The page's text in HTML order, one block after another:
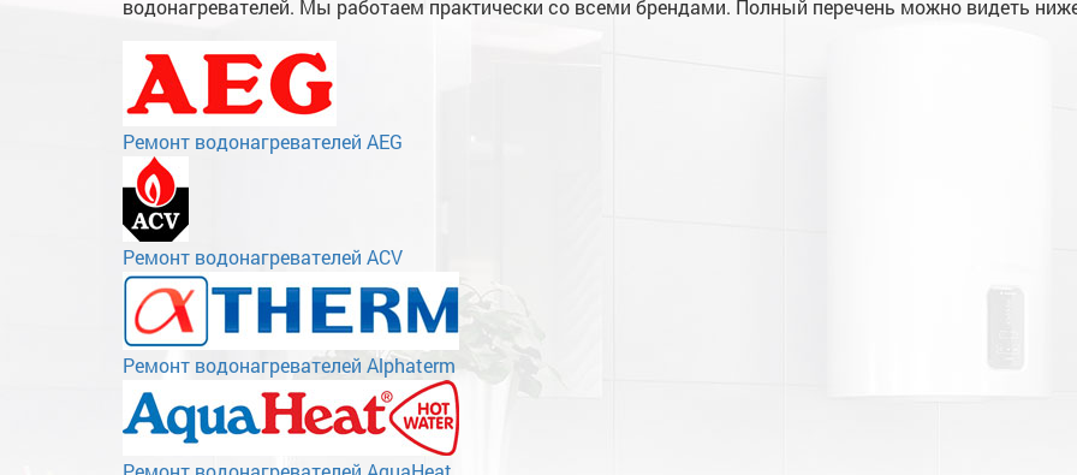
водонагревателей. Мы работаем практически со всеми брендами. Полный перечень можно видеть
Ремонт водонагревателей AEG
Ремонт водонагревателей ACV
Ремонт водонагревателей Alphaterm